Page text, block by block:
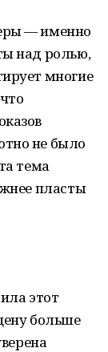
— именно
над ролью,
многие
не было
тема
пласты
этот
больше